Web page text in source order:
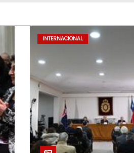
INTERNACIONAL